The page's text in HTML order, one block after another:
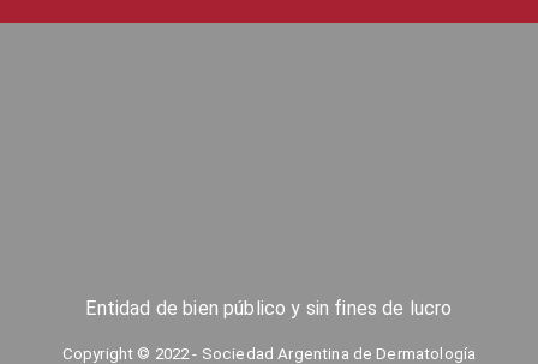
Entidad de bien público y sin fines de lucro
Copyright © 2022 - Sociedad Argentina de Dermatología